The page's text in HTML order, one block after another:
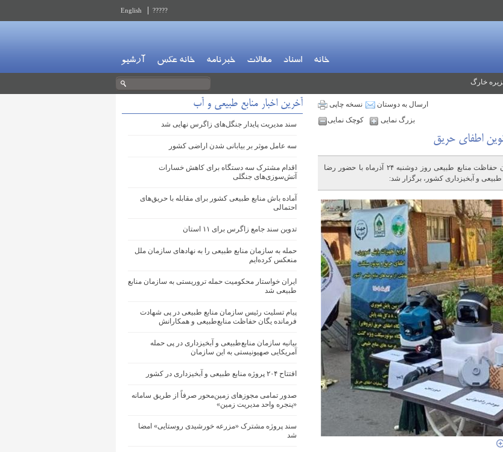
?????
English
خانه اسناد مقالات خبرنامه خانه عکس آرشیو
خارگ
نسخه چاپی
ارسال به دوستان
بزرگ نمایی
کوچک نمایی
اطفای حریق
آیین توزیع تجهیزات پایش تصویری و اطفای حریق برای یگان حفاظت منابع طبیعی روز دوشنبه ۲۴ آذرماه با حضور رضا
و آبخیزداری کشور، برگزار شد:
آخرین اخبار منابع طبیعی و آب
سند مدیریت پایدار جنگل‌های زاگرس نهایی شد
سه عامل موثر بر بیابانی شدن اراضی کشور
اقدام مشترک سه دستگاه برای کاهش خسارات
آتش‌سوزی‌های جنگلی
آماده باش منابع طبیعی کشور برای مقابله با حریق‌های
احتمالی
تدوین سند جامع زاگرس برای ۱۱ استان
حمله به سازمان منابع طبیعی را به نهادهای سازمان ملل
منعکس کرده‌ایم
ایران خواستار محکومیت حمله تروریستی به سازمان منابع
طبیعی شد
پیام تسلیت رئیس سازمان منابع طبیعی در پی شهادت
فرمانده یگان حفاظت منابع‌طبیعی و همکارانش
بیانیه سازمان منابع‌طبیعی و آبخیزداری در پی حمله
آمریکایی صهیونیستی به این سازمان
افتتاح ۲۰۴ پروژه منابع طبیعی و آبخیزداری در کشور
صدور تمامی مجوزهای زمین‌محور صرفاً از طریق سامانه
«پنجره واحد مدیریت زمین»
سند پروژه مشترک «مزرعه خورشیدی روستایی» امضا
شد